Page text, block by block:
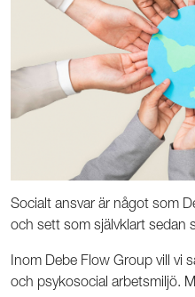
Socialt ansvar är något som
och sett som självklart sedan
Inom Debe Flow Group vill vi
och psykosocial arbetsmiljö.